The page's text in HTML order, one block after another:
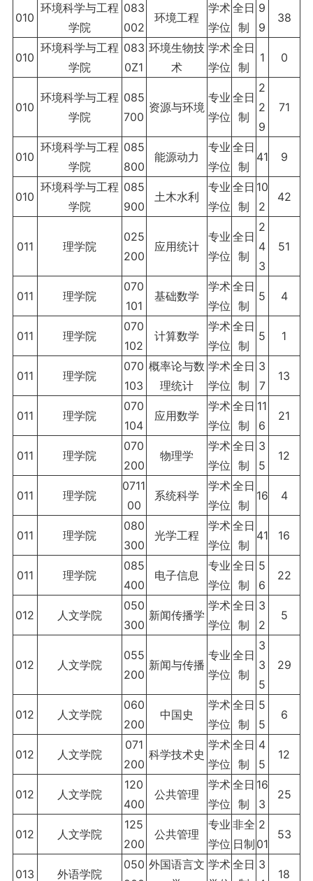
010
环境科学与工程
学院
083
002
环境工程
学术
学位
全日
制
9
9
38
010
环境科学与工程
学院
083
0Z1
环境生物技
术
学术
学位
全日
制
1 0
010
环境科学与工程
学院
085
700
资源与环境
专业
学位
全日
制
2
2
9
71
010
环境科学与工程
学院
085
800
能源动力
专业
学位
全日
制
41 9
010
环境科学与工程
学院
085
900
土木水利
专业
学位
全日
制
10
2
42
011 理学院
025
200
应用统计
专业
学位
全日
制
2
4
3
51
011 理学院
070
101
基础数学
学术
学位
全日
制
5 4
011 理学院
070
102
计算数学
学术
学位
全日
制
5 1
011 理学院
070
103
概率论与数
理统计
学术
学位
全日
制
3
7
13
011 理学院
070
104
应用数学
学术
学位
全日
制
11
6
21
011 理学院
070
200
物理学
学术
学位
全日
制
3
5
12
011 理学院
0711
00
系统科学
学术
学位
全日
制
16 4
011 理学院
080
300
光学工程
学术
学位
全日
制
41 16
011 理学院
085
400
电子信息
专业
学位
全日
制
5
6
22
012 人文学院
050
300
新闻传播学
学术
学位
全日
制
3
2
5
012 人文学院
055
200
新闻与传播
专业
学位
全日
制
3
3
5
29
012 人文学院
060
200
中国史
学术
学位
全日
制
5
5
6
012 人文学院
071
200
科学技术史
学术
学位
全日
制
4
5
12
012 人文学院
120
400
公共管理
学术
学位
全日
制
16
3
25
012 人文学院
125
200
公共管理
专业
学位
非全
日制
2
01
53
013 外语学院
050 外国语言文 学术全日 3
18